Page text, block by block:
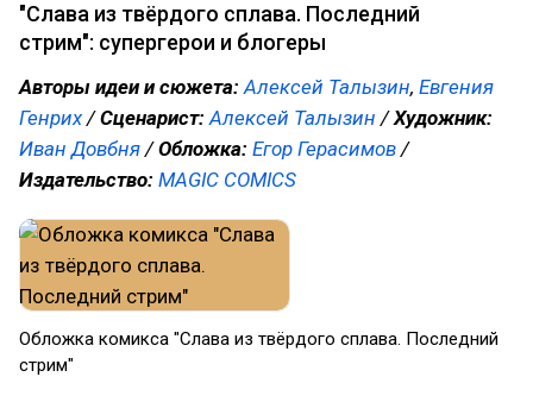
"Слава из твёрдого сплава. Последний
стрим": супергерои и блогеры
Авторы идеи и сюжета: Алексей Талызин, Евгения
Генрих/Сценарист: Алексей Талызин /Художник:
Иван Довбня/Обложка: Егор Герасимов/
Издательство: MAGIC COMICS
Обложка комикса "Слава из твёрдого сплава. Последний
стрим"